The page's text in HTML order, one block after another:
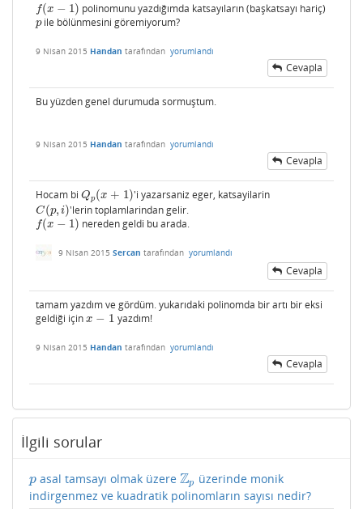
f(x − 1)
f(x−1) polinomunu yazdığımda katsayıların (başkatsayı hariç)
p
pile bölünmesini göremiyorum?
9 Nisan 2015 Handan tarafından yorumlandı
Cevapla
Bu yüzden genel durumuda sormuştum.
9 Nisan 2015 Handan tarafından yorumlandı
Cevapla
Hocam bi Qp (x + 1)
Qp(x+ 1) 'i yazarsaniz eger, katsayilarin
C(p, i)
C(p,i) 'lerin toplamlarindan gelir.
f(x − 1)
f(x−1) nereden geldi bu arada.
9 Nisan 2015 Sercan tarafından yorumlandı
Cevapla
tamam yazdım ve gördüm. yukarıdaki polinomda bir artı bir eksi
geldiği için x − 1
x− 1 yazdım!
9 Nisan 2015 Handan tarafından yorumlandı
Cevapla
İlgili sorular
p
pasal tamsayı olmak üzere Zp
Zp üzerinde monik
indirgenmez ve kuadratik polinomların sayısı nedir?